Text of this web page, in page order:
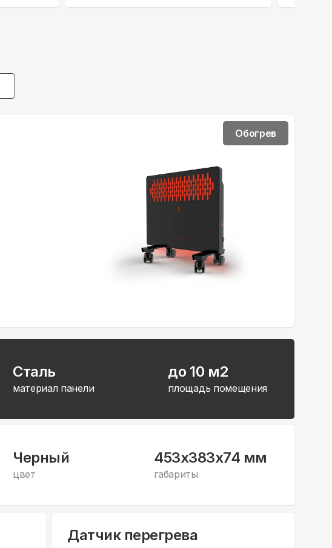
Обогрев
Сталь
материал панели
до 10 м2
площадь помещения
Черный
цвет
453x383x74 мм
габариты
Датчик перегрева